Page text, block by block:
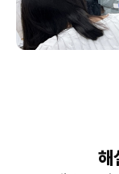
해